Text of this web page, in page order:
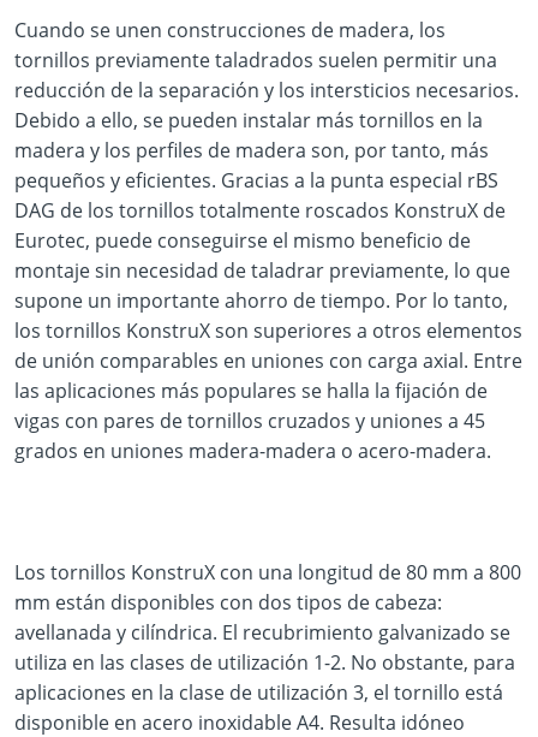
Cuando se unen construcciones de madera, los
tornillos previamente taladrados suelen permitir una
reducción de la separación y los intersticios necesarios.
Debido a ello, se pueden instalar más tornillos en la
madera y los perfiles de madera son, por tanto, más
pequeños y eficientes. Gracias a la punta especial rBS
DAG de los tornillos totalmente roscados KonstruX de
Eurotec, puede conseguirse el mismo beneficio de
montaje sin necesidad de taladrar previamente, lo que
supone un importante ahorro de tiempo. Por lo tanto,
los tornillos KonstruX son superiores a otros elementos
de unión comparables en uniones con carga axial. Entre
las aplicaciones más populares se halla la fijación de
vigas con pares de tornillos cruzados y uniones a 45
grados en uniones madera-madera o acero-madera.
Los tornillos KonstruX con una longitud de 80 mm a 800
mm están disponibles con dos tipos de cabeza:
avellanada y cilíndrica. El recubrimiento galvanizado se
utiliza en las clases de utilización 1-2. No obstante, para
aplicaciones en la clase de utilización 3, el tornillo está
disponible en acero inoxidable A4. Resulta idóneo